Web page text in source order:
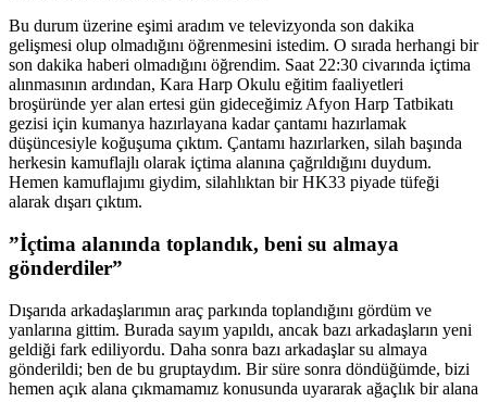
Bu durum üzerine eşimi aradım ve televizyonda son dakika
gelişmesi olup olmadığını öğrenmesini istedim. O sırada herhangi bir
son dakika haberi olmadığını öğrendim. Saat 22:30 civarında içtima
alınmasının ardından, Kara Harp Okulu eğitim faaliyetleri
broşüründe yer alan ertesi gün gideceğimiz Afyon Harp Tatbikatı
gezisi için kumanya hazırlayana kadar çantamı hazırlamak
düşüncesiyle koğuşuma çıktım. Çantamı hazırlarken, silah başında
herkesin kamuflajlı olarak içtima alanına çağrıldığını duydum.
Hemen kamuflajımı giydim, silahlıktan bir HK33 piyade tüfeği
alarak dışarı çıktım.
”İçtima alanında toplandık, beni su almaya
gönderdiler”
Dışarıda arkadaşlarımın araç parkında toplandığını gördüm ve
yanlarına gittim. Burada sayım yapıldı, ancak bazı arkadaşların yeni
geldiği fark ediliyordu. Daha sonra bazı arkadaşlar su almaya
gönderildi; ben de bu gruptaydım. Bir süre sonra döndüğümde, bizi
hemen açık alana çıkmamamız konusunda uyararak ağaçlık bir alana